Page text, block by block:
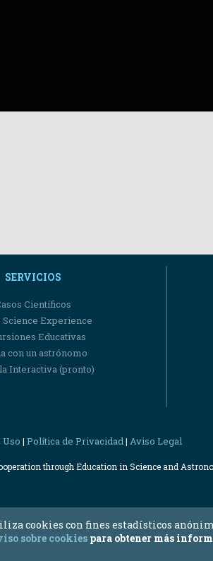
SERVICIOS
Científicos
Science Experience
Educativas
con un astrónomo
Interactiva (pronto)
| Política de Privacidad| Aviso Legal
through Education in Science and
cookies con fines estadísticos
sobre cookiespara obtener más